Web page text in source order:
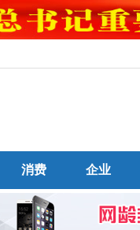
消费 企业